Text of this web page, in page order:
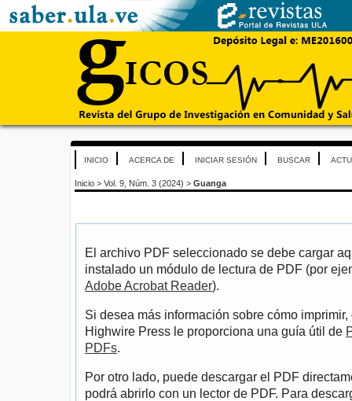
INICIO ACERCA DE INICIAR SESIÓN BUSCAR
Inicio > Vol. 9, Núm. 3 (2024) > Guanga
El archivo PDF seleccionado se debe cargar
instalado un módulo de lectura de PDF (por
Adobe Acrobat Reader).
Si desea más información sobre cómo
Highwire Press le proporciona una guía útil de
PDFs.
Por otro lado, puede descargar el PDF
podrá abrirlo con un lector de PDF. Para